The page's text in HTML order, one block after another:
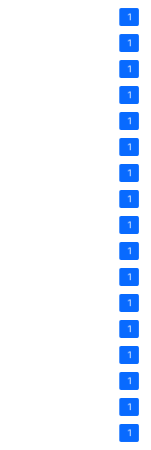
1
1
1
1
1
1
1
1
1
1
1
1
1
1
1
1
1